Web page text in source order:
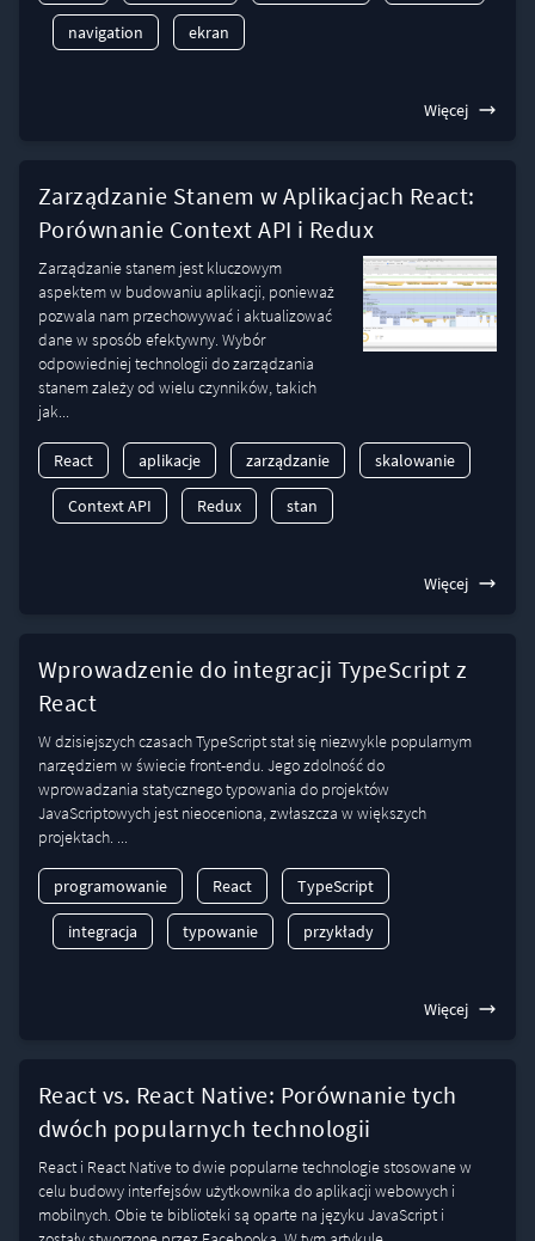
navigation ekran
Więcej
Zarządzanie Stanem w Aplikacjach React:
Porównanie Context API i Redux
Zarządzanie stanem jest kluczowym
aspektem w budowaniu aplikacji, ponieważ
pozwala nam przechowywać i aktualizować
dane w sposób efektywny. Wybór
odpowiedniej technologii do zarządzania
stanem zależy od wielu czynników, takich
jak...
React aplikacje zarządzanie skalowanie
Context API Redux stan
Więcej
Wprowadzenie do integracji TypeScript z
React
W dzisiejszych czasach TypeScript stał się niezwykle popularnym
narzędziem w świecie front-endu. Jego zdolność do
wprowadzania statycznego typowania do projektów
JavaScriptowych jest nieoceniona, zwłaszcza w większych
projektach. ...
programowanie React TypeScript
integracja typowanie przykłady
Więcej
React vs. React Native: Porównanie tych
dwóch popularnych technologii
React i React Native to dwie popularne technologie stosowane w
celu budowy interfejsów użytkownika do aplikacji webowych i
mobilnych. Obie te biblioteki są oparte na języku JavaScript i